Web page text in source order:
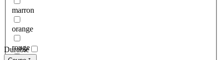
marron
orange
rouge
Durable